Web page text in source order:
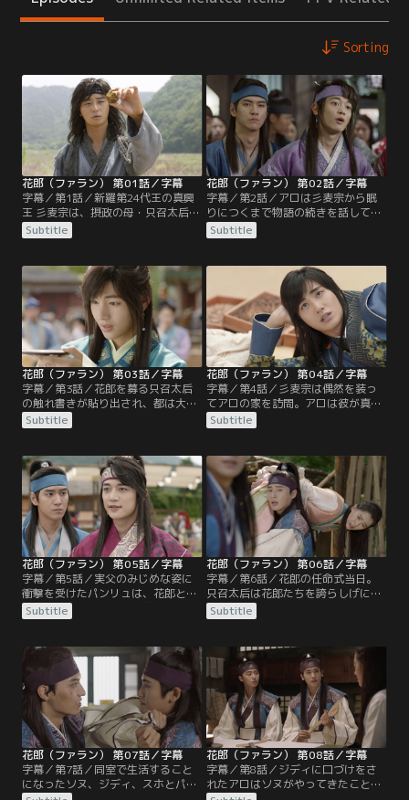
Sorting
花郎（ファラン） 第01話／字幕
字幕／第1話／新羅第24代王の真興
王 彡麦宗は、摂政の母・只召太后の
命令で幼い頃に王宮を離れ、世間に
顔を明かすことなく生きてきた。不
集めていたアロの話を聞いているう
ちに眠りに誘われ、彼女に興味を抱
く。そんな中、只召太后は新羅の未
来のために王の親衛隊を作ろうと考
え、獄中のウィファに取引を持ちか
ける。
Subtitle
花郎（ファラン） 第02話／字幕
字幕／第2話／アロは彡麦宗から眠
りにつくまで物語の続きを話してほ
しいと頼まれ、多額の報酬に惹かれ
てしぶしぶ依頼を引き受ける。一
マンムンを救出。しかし、「彡麦宗
の顔を見た者を殺せ」という只召太
后の命令によってマンムンは禁衛将
に追われ、ムミョンと共に深手を負
う。アロの父アンジは山中で2人を
発見するが…。
Subtitle
花郎（ファラン） 第03話／字幕
字幕／第3話／花郎を募る只召太后
の触れ書きが貼り出され、都は大騒
ぎになる。アロは多易書の主人ピジ
ュギから貴公子の調査を任され、花
ウィファに報告。一方、権力者のパ
ク・ヨンシルは花郎の創成には王の
許可が必要だと只召太后に迫り、彡
麦宗を誘い出そうと企む。そんな
中、アンジはムミョンを追っ手から
守るべく…。
Subtitle
花郎（ファラン） 第04話／字幕
字幕／第4話／彡麦宗は偶然を装っ
てアロの家を訪問。アロは彼が真興
王であるとは夢にも思わず、世間に
姿を現わさない王の心情を理解でき
猛反対する中、ウィファはスホとパ
ンリュに罠を仕掛ける。彡麦宗はジ
ディという偽名でウィファに会い、
只召太后を倒すために花郎になりた
いと宣言するのだった。そんな
中…。
Subtitle
花郎（ファラン） 第05話／字幕
字幕／第5話／実父のみじめな姿に
衝撃を受けたパンリュは、花郎とな
って権力をつかめという養父ヨンシ
ルの言葉に従う。ムミョンことソヌ
ロを守るために花郎となることを決
意。ソヌはアロに文字の読み書きを
教わりながら、なぜか胸の高鳴りを
感じて戸惑うのだった。一方、ジデ
ィは神国を変えたいというもう一つ
の本心をウィファに明かし…。
Subtitle
花郎（ファラン） 第06話／字幕
字幕／第6話／花郎の任命式当日。
只召太后は花郎たちを誇らしげに眺
めるが、アンジの息子ソヌがいない
ことに気づき、やきもきしながら彼
に監禁されたソヌとジディは、アロ
を救い出そうと奮闘していた。やが
てジディはソヌと共に任命式の場に
現れ、只召太后を驚愕させる。その
後、花郎たちは居住空間である仙門
に入所。
Subtitle
花郎（ファラン） 第07話／字幕
字幕／第7話／同室で生活すること
になったソヌ、ジディ、スホとパン
花郎（ファラン） 第08話／字幕
字幕／第8話／ジディに口づけをさ
れたアロはソヌがやってきたことに